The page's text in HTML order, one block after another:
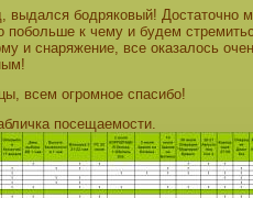
выдался бодряковый! Достаточно
побольше к чему и будем
и снаряжение, все оказалось
всем огромное спасибо!
посещаемости.